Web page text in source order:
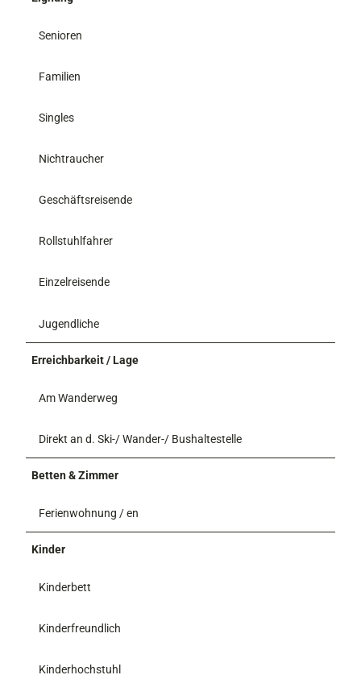
Senioren
Familien
Singles
Nichtraucher
Geschäftsreisende
Rollstuhlfahrer
Einzelreisende
Jugendliche
Erreichbarkeit / Lage
Am Wanderweg
Direkt an d. Ski-/ Wander-/ Bushaltestelle
Betten & Zimmer
Ferienwohnung / en
Kinder
Kinderbett
Kinderfreundlich
Kinderhochstuhl